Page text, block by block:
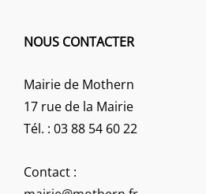
NOUS CONTACTER
Mairie de Mothern
17 rue de la Mairie
Tél. : 03 88 54 60 22
Contact :